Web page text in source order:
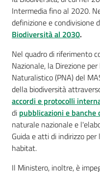
Citizen
Science
Progetti
Educazione
e
formazione
ambientale
e
Intermedia fino al 2020.
definizione e condivisione
Biodiversità al 2030.
Nel quadro di riferimento
Nazionale, la Direzione
Naturalistico (PNA) del
della biodiversità
accordi e protocolli
di pubblicazioni e banche
naturale nazionale e
Guida e atti di indirizzo
habitat.
Il Ministero, inoltre, è